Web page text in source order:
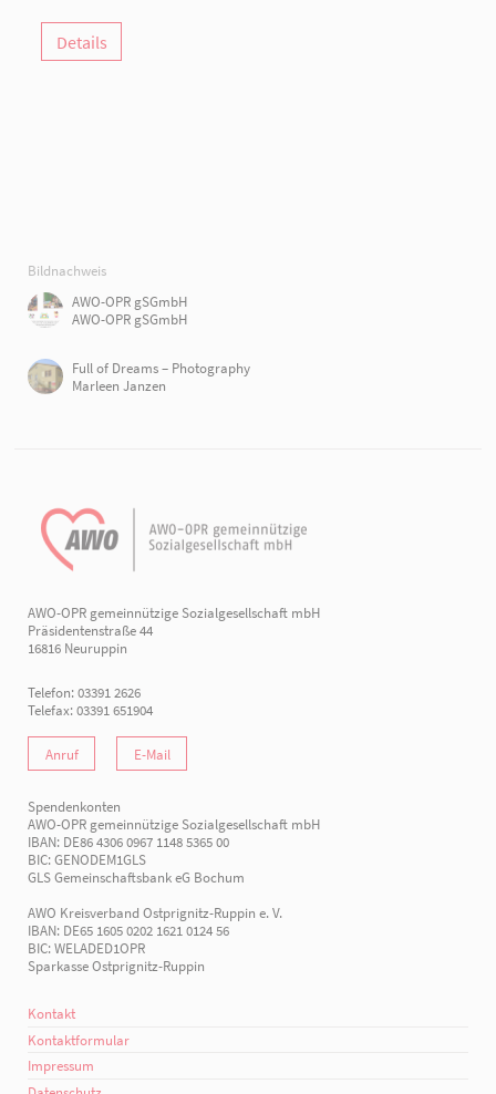
Details
Bildnachweis
AWO-OPR gSGmbH
AWO-OPR gSGmbH
Full of Dreams – Photography
Marleen Janzen
AWO-OPR gemeinnützige Sozialgesellschaft mbH
Präsidentenstraße 44
16816 Neuruppin
Telefon: 03391 2626
Telefax: 03391 651904
Anruf E-Mail
Spendenkonten
AWO-OPR gemeinnützige Sozialgesellschaft mbH
IBAN: DE86 4306 0967 1148 5365 00
BIC: GENODEM1GLS
GLS Gemeinschaftsbank eG Bochum
AWO Kreisverband Ostprignitz-Ruppin e. V.
IBAN: DE65 1605 0202 1621 0124 56
BIC: WELADED1OPR
Sparkasse Ostprignitz-Ruppin
Kontakt
Kontaktformular
Impressum